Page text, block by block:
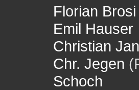
Florian Brosi
Emil Hauser
Christian
Chr. Jegen
Schoch